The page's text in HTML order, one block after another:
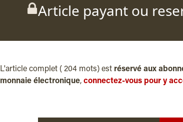
Article payant ou
L'article complet ( 204 mots) est réservé aux
monnaie électronique, connectez-vous pour y